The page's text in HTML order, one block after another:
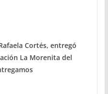
Cortés, entregó
La Morenita del